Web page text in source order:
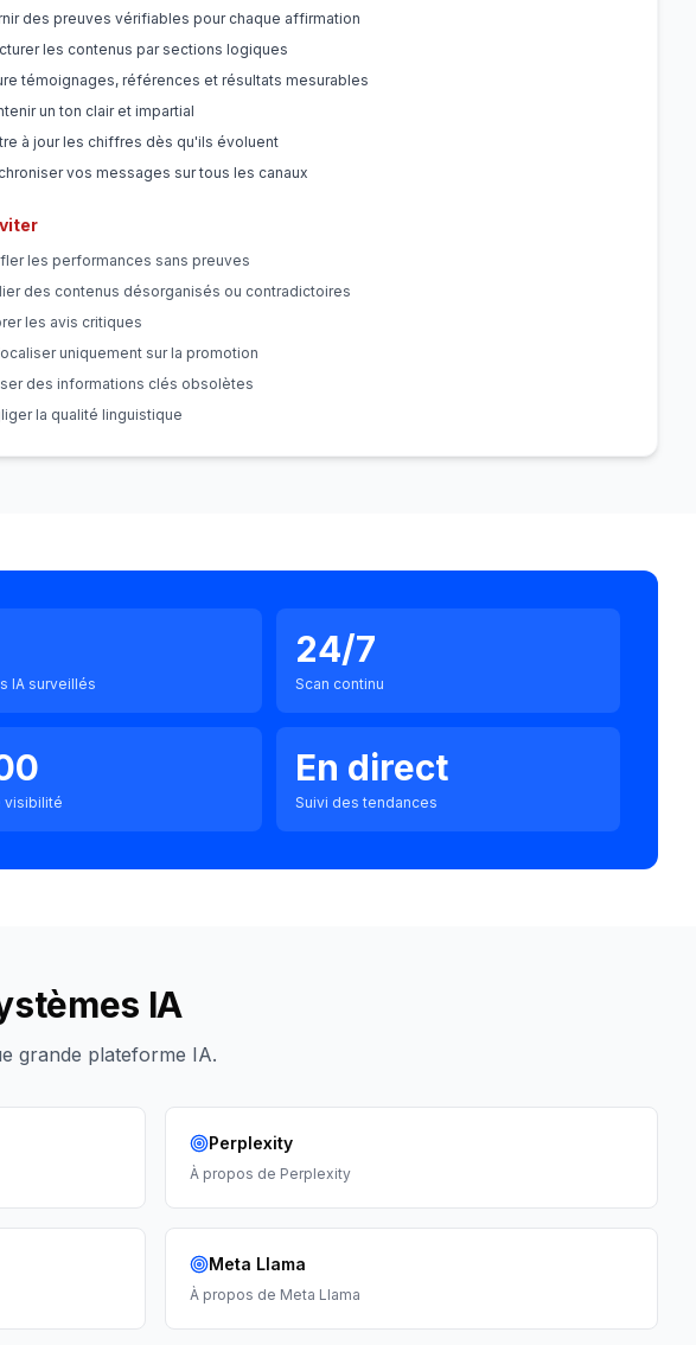
des preuves vérifiables pour chaque affirmation
les contenus par sections logiques
témoignages, références et résultats mesurables
un ton clair et impartial
à jour les chiffres dès qu'ils évoluent
vos messages sur tous les canaux
les performances sans preuves
des contenus désorganisés ou contradictoires
les avis critiques
uniquement sur la promotion
des informations clés obsolètes
la qualité linguistique
IA surveillés
24/7
Scan continu
visibilité
En direct
Suivi des tendances
IA
grande plateforme IA.
Perplexity
À propos de Perplexity
Meta Llama
À propos de Meta Llama